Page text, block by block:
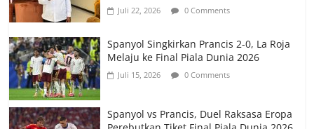
Juli 22, 2026 0 Comments
Spanyol Singkirkan Prancis 2-0, La Roja
Melaju ke Final Piala Dunia 2026
Juli 15, 2026 0 Comments
Spanyol vs Prancis, Duel Raksasa Eropa